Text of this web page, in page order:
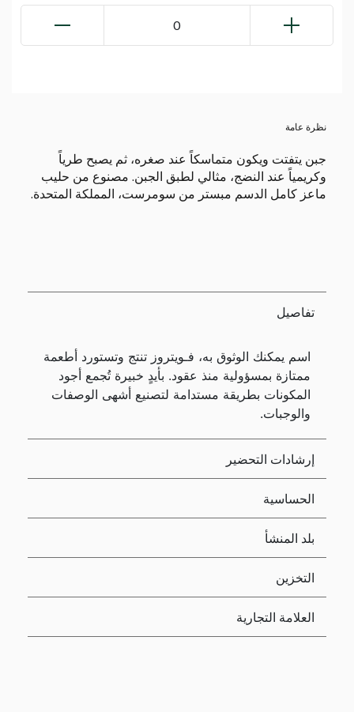
0
نظرة عامة
جبن يتفتت ويكون متماسكاً عند صغره، ثم يصبح طرياً
وكريمياً عند النضج، مثالي لطبق الجبن. مصنوع من حليب
ماعز كامل الدسم مبستر من سومرست، المملكة المتحدة.
تفاصيل
اسم يمكنك الوثوق به، فـويتروز تنتج وتستورد أطعمة
ممتازة بمسؤولية منذ عقود. بأيدٍ خبيرة تُجمع أجود
المكونات بطريقة مستدامة لتصنيع أشهى الوصفات
والوجبات.
إرشادات التحضير
الحساسية
بلد المنشأ
التخزين
العلامة التجارية